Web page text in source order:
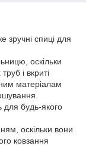
зручні спиці для
оскільки
і вкриті
матеріалам
для будь-якого
оскільки вони
ковзання